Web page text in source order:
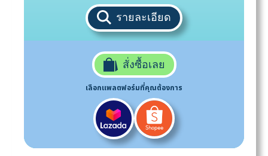
รายละเอียด
สั่งซื้อเลย
เลือกแพลตฟอร์มที่คุณต้องการ